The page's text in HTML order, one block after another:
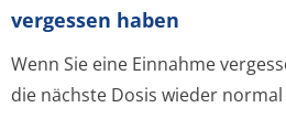
vergessen haben
Wenn Sie eine Einnahme
die nächste Dosis wieder normal